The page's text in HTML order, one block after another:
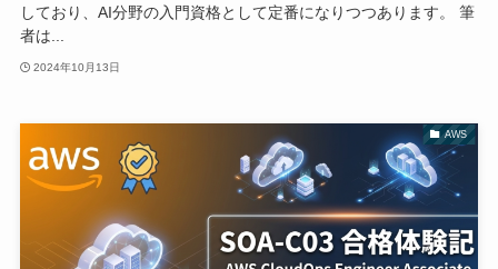
しており、AI分野の入門資格として定番になりつつあります。 筆
者は...
2024年10月13日
AWS